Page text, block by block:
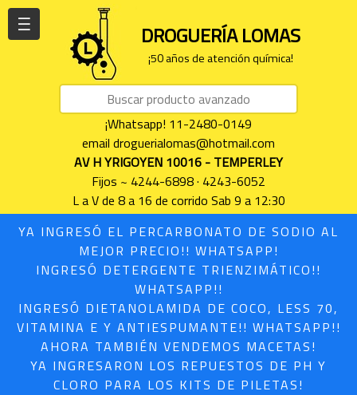
DROGUERÍA LOMAS
¡50 años de atención química!
¡Whatsapp! 11-2480-0149
email droguerialomas@hotmail.com
AV H YRIGOYEN 10016 - TEMPERLEY
Fijos ~ 4244-6898 · 4243-6052
L a V de 8 a 16 de corrido Sab 9 a 12:30
YA INGRESÓ EL PERCARBONATO DE SODIO AL
MEJOR PRECIO!! WHATSAPP!
INGRESÓ DETERGENTE TRIENZIMÁTICO!!
WHATSAPP!!
INGRESÓ DIETANOLAMIDA DE COCO, LESS 70,
VITAMINA E Y ANTIESPUMANTE!! WHATSAPP!!
AHORA TAMBIÉN VENDEMOS MACETAS!
YA INGRESARON LOS REPUESTOS DE PH Y
CLORO PARA LOS KITS DE PILETAS!
| | |